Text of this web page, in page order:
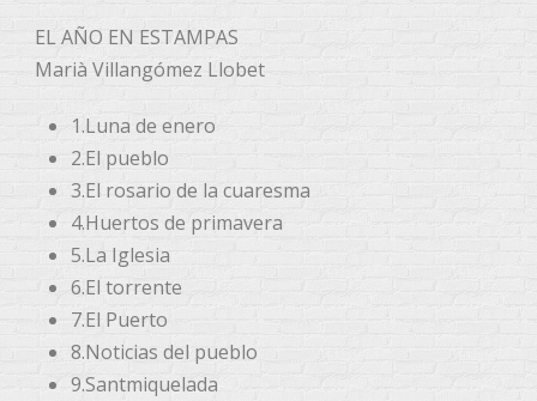
EL AÑO EN ESTAMPAS
Marià Villangómez Llobet
1.Luna de enero
2.El pueblo
3.El rosario de la cuaresma
4.Huertos de primavera
5.La Iglesia
6.El torrente
7.El Puerto
8.Noticias del pueblo
9.Santmiquelada